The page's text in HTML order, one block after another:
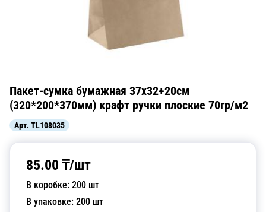
Пакет-сумка бумажная 37x32+20см
(320*200*370мм) крафт ручки плоские 70гр/м2
Арт. TL108035
85.00 ₸/шт
В коробке: 200 шт
В упаковке: 200 шт